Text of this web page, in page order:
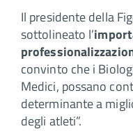
Il presidente della
sottolineato l’
convinto che i
Medici, possano
determinante a
degli atleti”.